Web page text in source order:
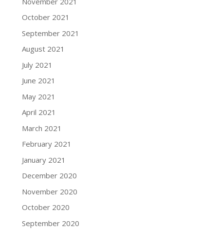
October 2021
September 2021
August 2021
July 2021
June 2021
May 2021
April 2021
March 2021
February 2021
January 2021
December 2020
November 2020
October 2020
September 2020